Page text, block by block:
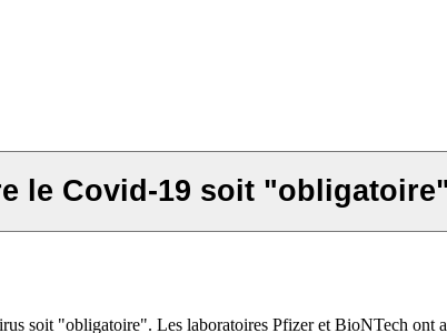
le Covid-19 soit "obligatoire"
soit "obligatoire". Les laboratoires Pfizer et BioNTech ont